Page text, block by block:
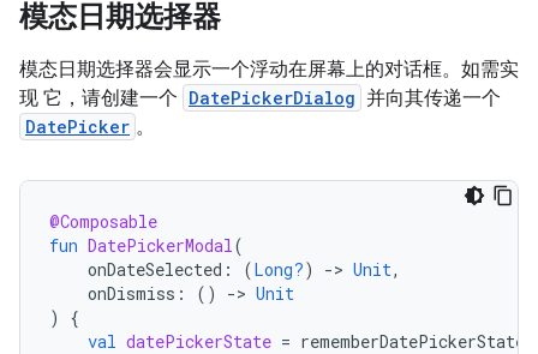
模态日期选择器
模态日期选择器会显示一个浮动在屏幕上的对话框。如需实
现 它，请创建一个 DatePickerDialog 并向其传递一个
DatePicker 。
@Composable
fun DatePickerModal(
onDateSelected : (Long?) -> Unit,
onDismiss : () -> Unit
)
{
val datePickerState = rememberDatePickerState